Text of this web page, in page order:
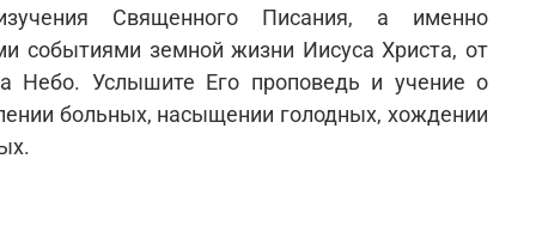
Священного Писания, а именно
событиями земной жизни Иисуса Христа, от
Небо. Услышите Его проповедь и учение о
больных, насыщении голодных, хождении